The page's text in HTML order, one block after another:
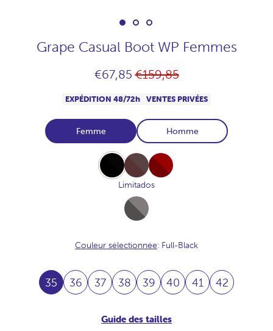
Grape Casual Boot WP Femmes
€67,85Prix
€159,85
EXPÉDITION 48/72h VENTES PRIVÉES
Femme Homme
Full-
Black
Full-
Chocolate
Full-
Burdeos
Limitados
Full-
Marengo
Couleur sélectionnée: Full-Black
35 36 37 38 39 40 41 42
Guide des tailles